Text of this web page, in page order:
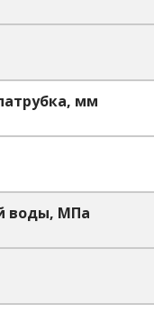
мм
воды, МПа